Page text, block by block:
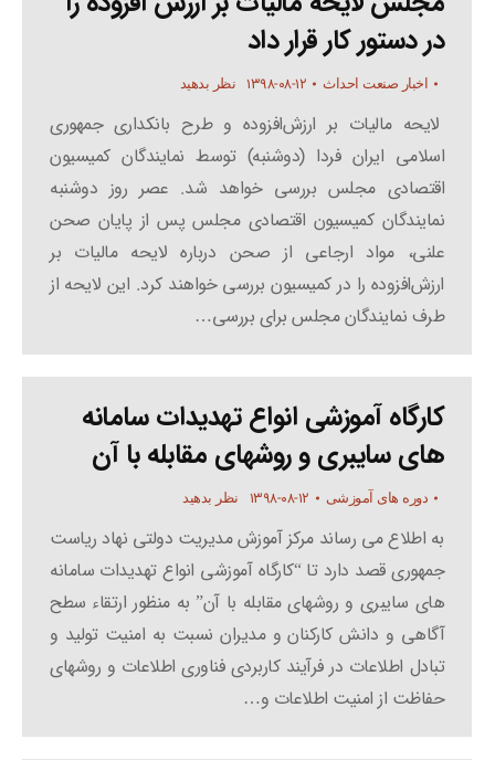
در دستور کار قرار داد
اخبار صنعت احداث ۱۳۹۸-۰۸-۱۲ نظر بدهید
لایحه مالیات بر ارزش‌افزوده و طرح بانکداری جمهوری
اسلامی ایران فردا (دوشنبه) توسط نمایندگان کمیسیون
اقتصادی مجلس بررسی خواهد شد. عصر روز دوشنبه
نمایندگان کمیسیون اقتصادی مجلس پس از پایان صحن
علنی، مواد ارجاعی از صحن درباره لایحه مالیات بر
ارزش‌افزوده را در کمیسیون بررسی خواهند کرد. این لایحه از
طرف نمایندگان مجلس برای بررسی…
کارگاه آموزشی انواع تهدیدات سامانه
های سایبری و روشهای مقابله با آن
دوره های آموزشی ۱۳۹۸-۰۸-۱۲ نظر بدهید
به اطلاع می رساند مرکز آموزش مدیریت دولتی نهاد ریاست
جمهوری قصد دارد تا “کارگاه آموزشی انواع تهدیدات سامانه
های سایبری و روشهای مقابله با آن” به منظور ارتقاء سطح
آگاهی و دانش کارکنان و مدیران نسبت به امنیت تولید و
تبادل اطلاعات در فرآیند کاربردی فناوری اطلاعات و روشهای
حفاظت از امنیت اطلاعات و…